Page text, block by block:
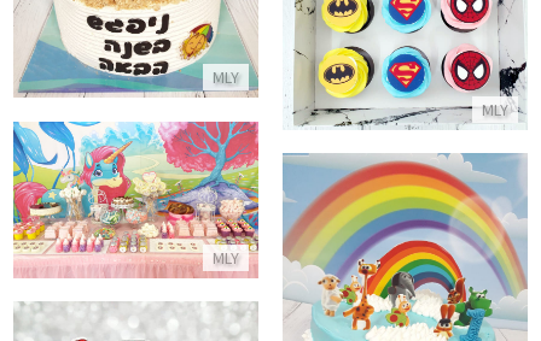
MLY
MLY
קאפקייקס גיבורי על
התקשר/י
MLY
שולחן מתוק חד קרן
התקשר/י
עוגת בייבי לגיל שנה